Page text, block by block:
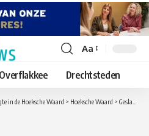
Lettergrootte
aanpassen
Aa
Drechtsteden
in de Hoeksche Waard > Hoeksche Waard > Geslaagde Korpsavond Brandweer in Alcazar Events